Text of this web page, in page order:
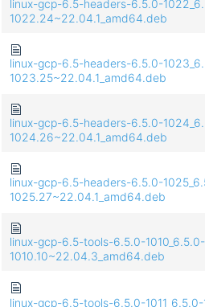
linux-gcp-6.5-headers-6.5.0-
1022.24~22.04.1_amd64.deb
linux-gcp-6.5-headers-6.5.0-
1023.25~22.04.1_amd64.deb
linux-gcp-6.5-headers-6.5.0-
1024.26~22.04.1_amd64.deb
linux-gcp-6.5-headers-6.5.0-
1025.27~22.04.1_amd64.deb
linux-gcp-6.5-tools-6.5.0-1010_6.5.0-
1010.10~22.04.3_amd64.deb
linux-gcp-6.5-tools-6.5.0-1011_6.5.0-